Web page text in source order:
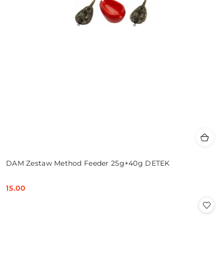
DAM Zestaw Method Feeder 25g+40g DETEK
Cena:
15.00